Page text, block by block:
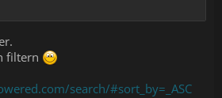
filtern
search/#sort_by=_ASC